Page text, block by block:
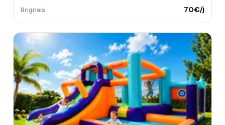
Brignais 70€/j